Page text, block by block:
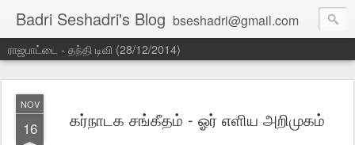
Badri Seshadri's Blog bseshadri@gmail.com
ராஜபாட்டை - தந்தி டிவி (28/12/2014)
NOV
16 கர்நாடக சங்கீதம் - ஓர் எளிய அறிமுகம்